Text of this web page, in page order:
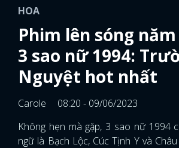
HOA
Phim lên sóng
3 sao nữ 1994:
Nguyệt hot nhất
Carole
08:20 - 09/06/2023
Không hẹn mà gặp, 3 sao nữ 1994
ngữ là Bạch Lộc, Cúc Tịnh Y và